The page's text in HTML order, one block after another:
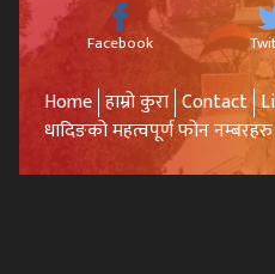
Facebook
Home हाम्रो कुरा Contact
धादिङको महत्वपूर्ण फोन नम्बरहरु